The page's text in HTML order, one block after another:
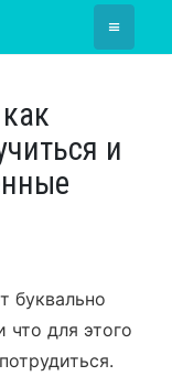
≡
и
буквально
что для этого